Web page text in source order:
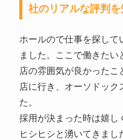
社のリアルな評判を
ホールので仕事を探して
ました。ここで働きた
店の雰囲気が良かったこ
店に行き、オーソドック
た。
採用が決まった時は嬉し
ヒシヒシと湧いてきまし